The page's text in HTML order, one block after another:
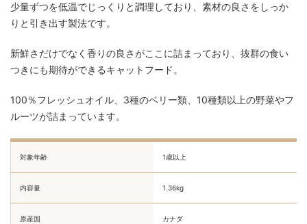
少量ずつを低温でじっくりと調理しており、素材の良さをしっか
りと引き出す製法です。
新鮮さだけでなく香りの良さがここに詰まっており、抜群の食い
つきにも期待ができるキャットフード。
100％フレッシュオイル、3種のベリー類、10種類以上の野菜やフ
ルーツが詰まっています。
対象年齢 1歳以上
内容量 1.36kg
原産国 カナダ